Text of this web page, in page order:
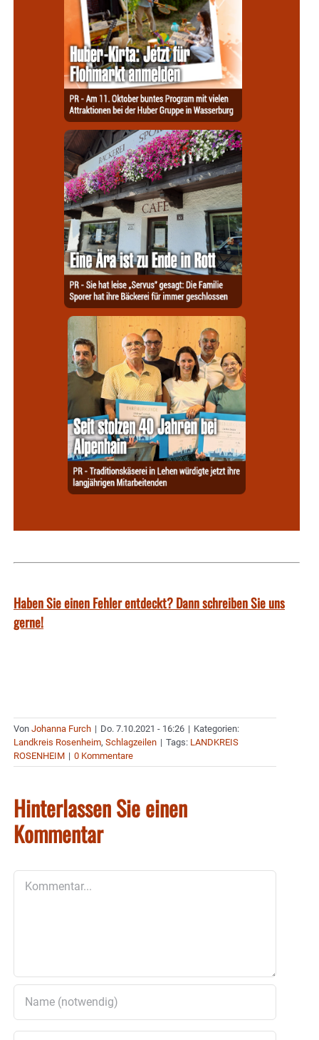
Haben Sie einen Fehler entdeckt? Dann schreiben Sie uns
gerne!
Von Johanna Furch | Do. 7.10.2021 - 16:26 | Kategorien:
Landkreis Rosenheim, Schlagzeilen | Tags: LANDKREIS
ROSENHEIM | 0 Kommentare
Hinterlassen Sie einen
Kommentar